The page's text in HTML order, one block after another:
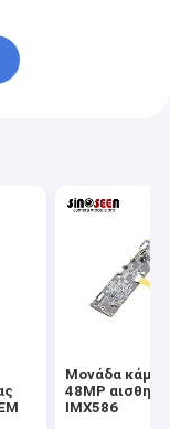
Μονάδα
48MP
IMX586